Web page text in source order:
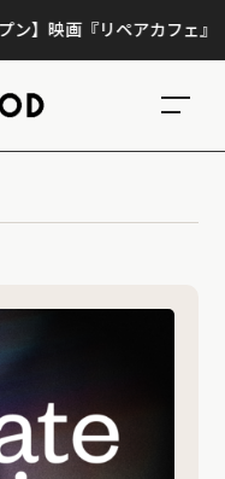
映画『リペアカフェ』、上